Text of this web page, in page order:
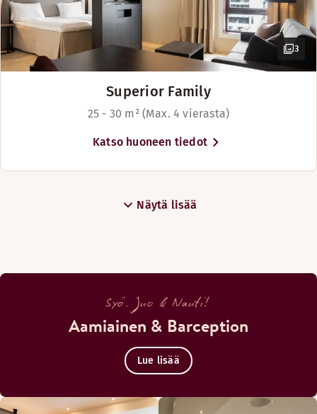
3
Superior Family
25 - 30 m² (Max. 4 vierasta)
Katso huoneen tiedot
Näytä lisää
Syö. Juo & Nauti!
Aamiainen & Barception
Lue lisää